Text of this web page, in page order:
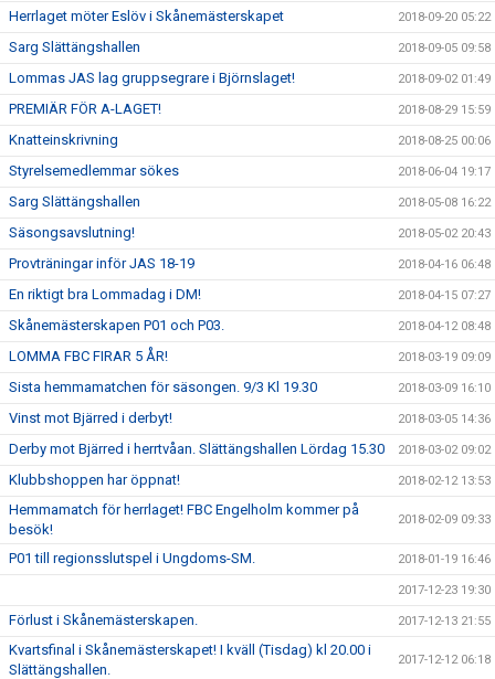
Herrlaget möter Eslöv i Skånemästerskapet 2018-09-20 05:22
Sarg Slättängshallen 2018-09-05 09:58
Lommas JAS lag gruppsegrare i Björnslaget! 2018-09-02 01:49
PREMIÄR FÖR A-LAGET! 2018-08-29 15:59
Knatteinskrivning 2018-08-25 00:06
Styrelsemedlemmar sökes 2018-06-04 19:17
Sarg Slättängshallen 2018-05-08 16:22
Säsongsavslutning! 2018-05-02 20:43
Provträningar inför JAS 18-19 2018-04-16 06:48
En riktigt bra Lommadag i DM! 2018-04-15 07:27
Skånemästerskapen P01 och P03. 2018-04-12 08:48
LOMMA FBC FIRAR 5 ÅR! 2018-03-19 09:09
Sista hemmamatchen för säsongen. 9/3 Kl 19.30 2018-03-09 16:10
Vinst mot Bjärred i derbyt! 2018-03-05 14:36
Derby mot Bjärred i herrtvåan. Slättängshallen Lördag 15.30 2018-03-02 09:02
Klubbshoppen har öppnat! 2018-02-12 13:53
Hemmamatch för herrlaget! FBC Engelholm kommer på
besök!
2018-02-09 09:33
P01 till regionsslutspel i Ungdoms-SM. 2018-01-19 16:46
2017-12-23 19:30
Förlust i Skånemästerskapen. 2017-12-13 21:55
Kvartsfinal i Skånemästerskapet! I kväll (Tisdag) kl 20.00 i
Slättängshallen.
2017-12-12 06:18